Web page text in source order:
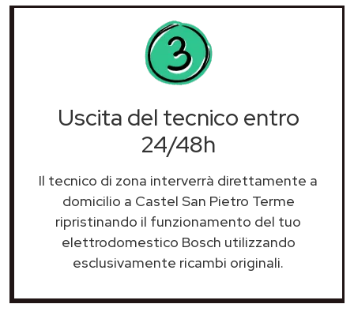
Uscita del tecnico entro
24/48h
Il tecnico di zona interverrà direttamente a
domicilio a Castel San Pietro Terme
ripristinando il funzionamento del tuo
elettrodomestico Bosch utilizzando
esclusivamente ricambi originali.